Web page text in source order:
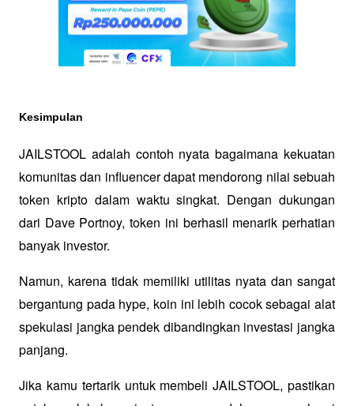
Kesimpulan
JAILSTOOL adalah contoh nyata bagaimana kekuatan
komunitas dan influencer dapat mendorong nilai sebuah
token kripto dalam waktu singkat. Dengan dukungan
dari Dave Portnoy, token ini berhasil menarik perhatian
banyak investor.
Namun, karena tidak memiliki utilitas nyata dan sangat
bergantung pada hype, koin ini lebih cocok sebagai alat
spekulasi jangka pendek dibandingkan investasi jangka
panjang.
Jika kamu tertarik untuk membeli JAILSTOOL, pastikan